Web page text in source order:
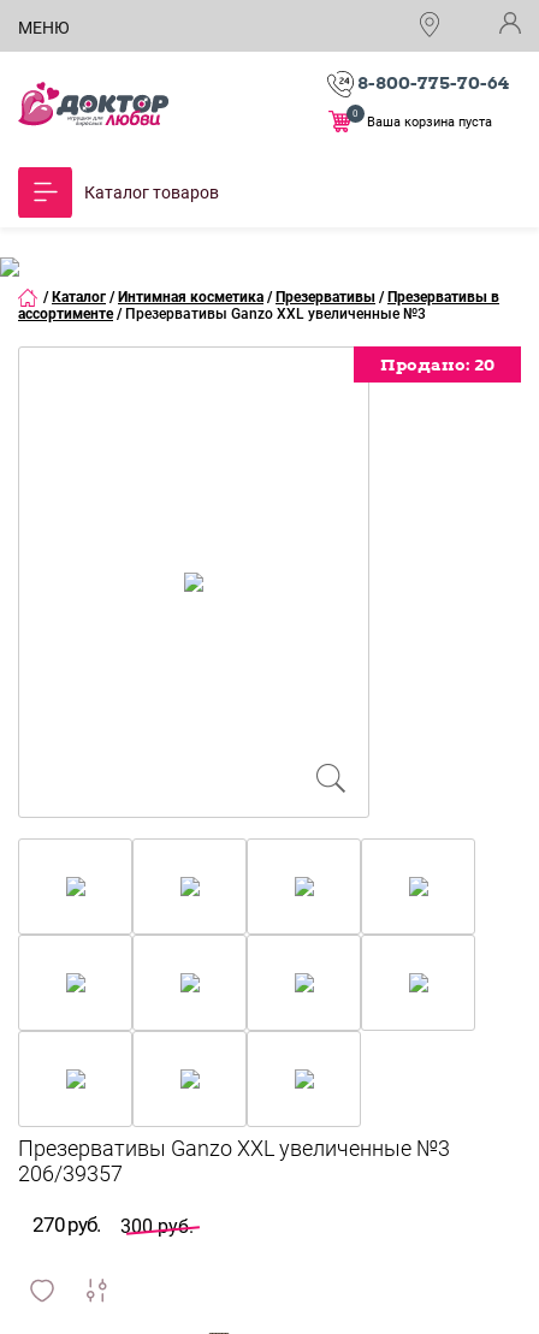
МЕНЮ
8-800-775-70-64
Ваша корзина пуста
0
Каталог товаров
/ Каталог / Интимная косметика / Презервативы / Презервативы в
ассортименте / Презервативы Ganzo XXL увеличенные №3
Продано: 20
Продано: 20
Продано: 20
Продано: 20
Продано: 20
Продано: 20
Продано: 20
Продано: 20
Продано: 20
Продано: 20
Продано: 20
270 руб. 300 руб.